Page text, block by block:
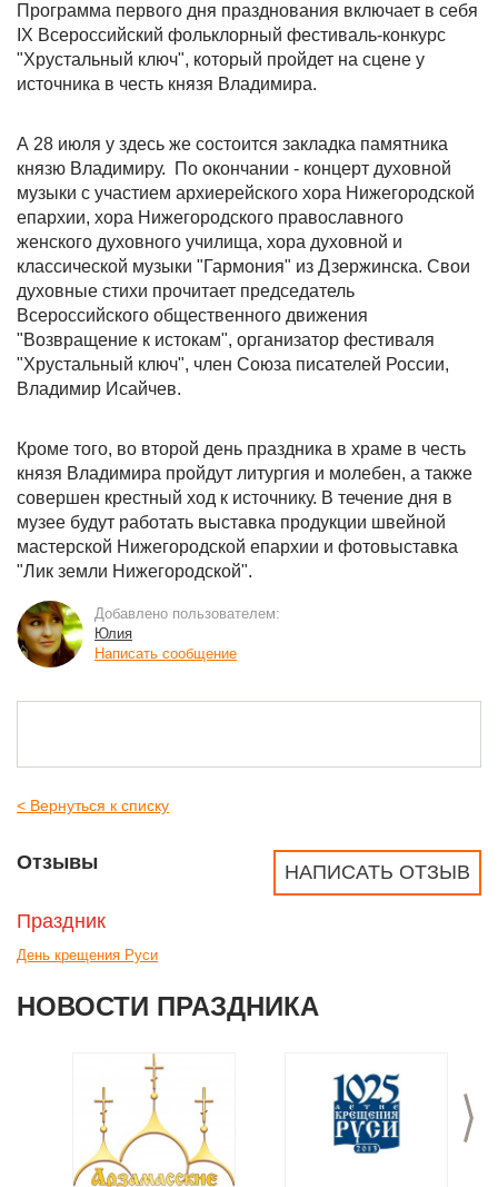
Программа первого дня празднования включает в себя
IX Всероссийский фольклорный фестиваль-конкурс
"Хрустальный ключ", который пройдет на сцене у
источника в честь князя Владимира.
А 28 июля у здесь же состоится закладка памятника
князю Владимиру. По окончании - концерт духовной
музыки с участием архиерейского хора Нижегородской
епархии, хора Нижегородского православного
женского духовного училища, хора духовной и
классической музыки "Гармония" из Дзержинска. Свои
духовные стихи прочитает председатель
Всероссийского общественного движения
"Возвращение к истокам", организатор фестиваля
"Хрустальный ключ", член Союза писателей России,
Владимир Исайчев.
Кроме того, во второй день праздника в храме в честь
князя Владимира пройдут литургия и молебен, а также
совершен крестный ход к источнику. В течение дня в
музее будут работать выставка продукции швейной
мастерской Нижегородской епархии и фотовыставка
"Лик земли Нижегородской".
Добавлено пользователем:
Юлия
Написать сообщение
< Вернуться к списку
НАПИСАТЬ ОТЗЫВ
Отзывы
Праздник
День крещения Руси
НОВОСТИ ПРАЗДНИКА
>